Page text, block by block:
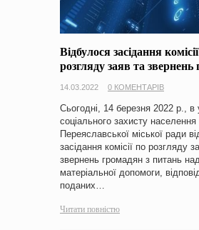
Відбулося засідання
розгляду заяв та
14.03.2022 0 КОМЕНТАРІВ
Сьогодні, 14 березня 2022 р., в
соціального захисту населення
Переяславської міської ради
засідання комісії по розгляду
звернень громадян з питань
матеріальної допомоги,
поданих…
Читати повністю